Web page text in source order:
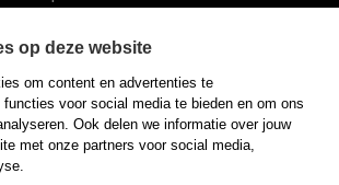
uitgevers
op deze website
om content en advertenties te
voor social media te bieden en om ons
Ook delen we informatie over jouw
met onze partners voor social media,